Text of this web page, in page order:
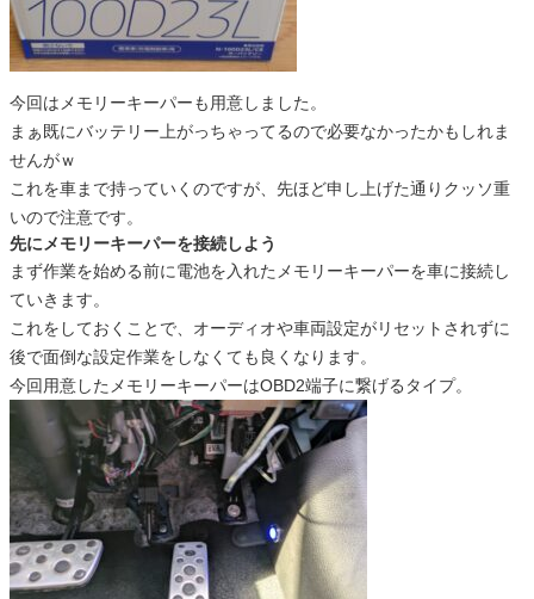
今回はメモリーキーパーも用意しました。
まぁ既にバッテリー上がっちゃってるので必要なかったかもしれま
せんがｗ
これを車まで持っていくのですが、先ほど申し上げた通りクッソ重
いので注意です。
先にメモリーキーパーを接続しよう
まず作業を始める前に電池を入れたメモリーキーパーを車に接続し
ていきます。
これをしておくことで、オーディオや車両設定がリセットされずに
後で面倒な設定作業をしなくても良くなります。
今回用意したメモリーキーパーはOBD2端子に繋げるタイプ。